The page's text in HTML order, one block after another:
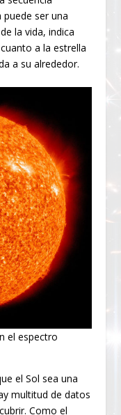
ser una
la vida, indica
a la estrella
a su alrededor.
el espectro
el Sol sea una
multitud de datos
Como el